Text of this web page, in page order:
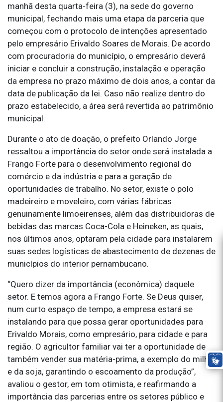
manhã desta quarta-feira (3), na sede do governo
municipal, fechando mais uma etapa da parceria que
começou com o protocolo de intenções apresentado
pelo empresário Erivaldo Soares de Morais. De acordo
com procuradoria do município, o empresário deverá
iniciar e concluir a construção, instalação e operação
da empresa no prazo máximo de dois anos, a contar da
data de publicação da lei. Caso não realize dentro do
prazo estabelecido, a área será revertida ao patrimônio
municipal.
Durante o ato de doação, o prefeito Orlando Jorge
ressaltou a importância do setor onde será instalada a
Frango Forte para o desenvolvimento regional do
comércio e da indústria e para a geração de
oportunidades de trabalho. No setor, existe o polo
madeireiro e moveleiro, com várias fábricas
genuinamente limoeirenses, além das distribuidoras de
bebidas das marcas Coca-Cola e Heineken, as quais,
nos últimos anos, optaram pela cidade para instalarem
suas sedes logísticas de abastecimento de dezenas de
municípios do interior pernambucano.
“Quero dizer da importância (econômica) daquele
setor. E temos agora a Frango Forte. Se Deus quiser,
num curto espaço de tempo, a empresa estará se
instalando para que possa gerar oportunidades para
Erivaldo Morais, como empresário, para cidade e para
região. O agricultor familiar vai ter a oportunidade de
também vender sua matéria-prima, a exemplo do milho
e da soja, garantindo o escoamento da produção”,
avaliou o gestor, em tom otimista, e reafirmando a
importância das parcerias entre os setores público e